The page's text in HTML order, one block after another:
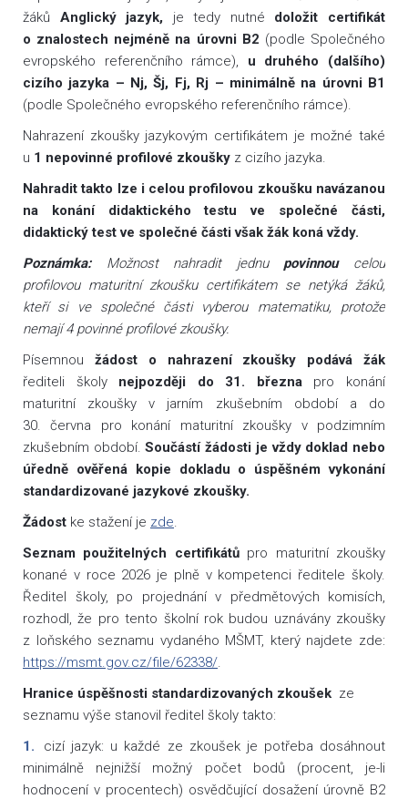
žáků Anglický jazyk, je tedy nutné doložit certifikát
o znalostech nejméně na úrovni B2 (podle Společného
evropského referenčního rámce), u druhého (dalšího)
cizího jazyka – Nj, Šj, Fj, Rj – minimálně na úrovni B1
(podle Společného evropského referenčního rámce).
Nahrazení zkoušky jazykovým certifikátem je možné také
u 1 nepovinné profilové zkoušky z cizího jazyka.
Nahradit takto lze i celou profilovou zkoušku navázanou
na konání didaktického testu ve společné části,
didaktický test ve společné části však žák koná vždy.
Poznámka: Možnost nahradit jednupovinnou celou
profilovou maturitní zkoušku certifikátem se netýká žáků,
kteří si ve společné části vyberou matematiku, protože
nemají 4 povinné profilové zkoušky.
Písemnou žádost o nahrazení zkoušky podává žák
řediteli školy nejpozději do 31. březnapro konání
maturitní zkoušky v jarním zkušebním období a do
30. června pro konání maturitní zkoušky v podzimním
zkušebním období.Součástí žádosti je vždy doklad nebo
úředně ověřená kopie dokladu o úspěšném vykonání
standardizované jazykové zkoušky.
Žádost ke stažení je zde
Seznam použitelných certifikátůpro maturitní zkoušky
konané v roce 2026 je plně v kompetenci ředitele školy.
Ředitel školy, po projednání v předmětových komisích,
rozhodl, že pro tento školní rok budou uznávány zkoušky
z loňského seznamu vydaného MŠMT, který najdete zde:
https://msmt.gov.cz/file/62338/
Hranice úspěšnosti standardizovaných zkoušek ze
seznamu výše stanovil ředitel školy takto:
cizí jazyk: u každé ze zkoušek je potřeba dosáhnout
minimálně nejnižší možný počet bodů (procent, je-li
hodnocení v procentech) osvědčující dosažení úrovně B2